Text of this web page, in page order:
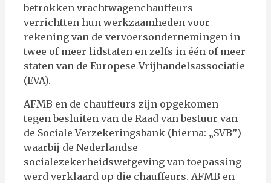
betrokken vrachtwagenchauffeurs
verrichtten hun werkzaamheden voor
rekening van de vervoersondernemingen in
twee of meer lidstaten en zelfs in één of meer
staten van de Europese Vrijhandelsassociatie
(EVA).
AFMB en de chauffeurs zijn opgekomen
tegen besluiten van de Raad van bestuur van
de Sociale Verzekeringsbank (hierna: „SVB”)
waarbij de Nederlandse
socialezekerheidswetgeving van toepassing
werd verklaard op die chauffeurs. AFMB en